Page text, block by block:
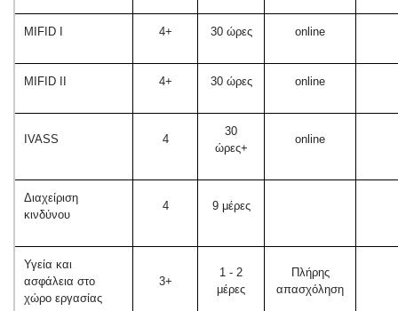
MIFID I 4+ 30 ώρες online
MIFID II 4+ 30 ώρες online
IVASS 4
30
ώρες+
online
Διαχείριση
κινδύνου
4 9 μέρες
Υγεία και
ασφάλεια στο
χώρο εργασίας
3+
1 - 2
μέρες
Πλήρης
απασχόληση